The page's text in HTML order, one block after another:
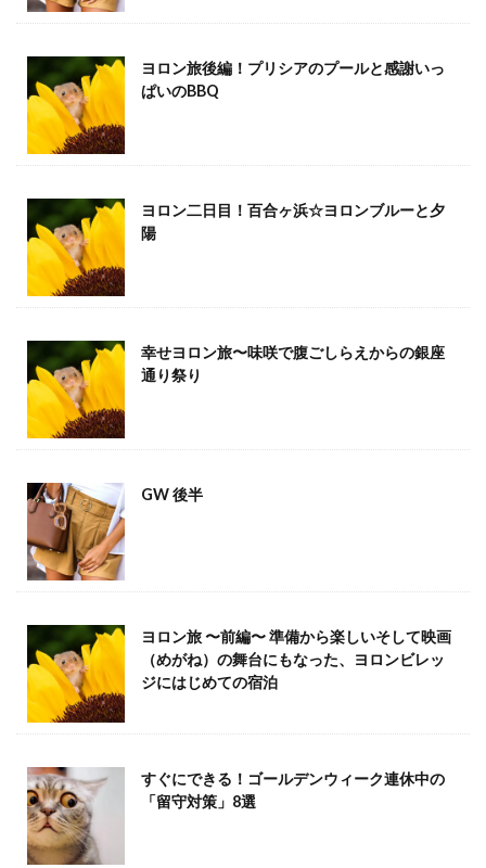
ヨロン旅後編！プリシアのプールと感謝いっ
ぱいのBBQ
ヨロン二日目！百合ヶ浜☆ヨロンブルーと夕
陽
幸せヨロン旅〜味咲で腹ごしらえからの銀座
通り祭り
GW 後半
ヨロン旅 〜前編〜 準備から楽しいそして映画
（めがね）の舞台にもなった、ヨロンビレッ
ジにはじめての宿泊️
すぐにできる！ゴールデンウィーク連休中の
「留守対策」8選